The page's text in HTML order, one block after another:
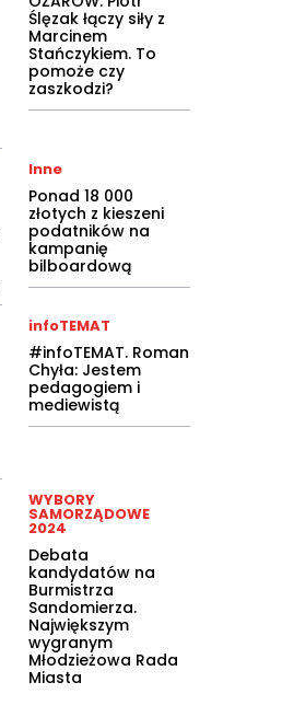
Ślęzak łączy siły z
Marcinem
Stańczykiem. To
pomoże czy
zaszkodzi?
Inne
Ponad 18 000
złotych z kieszeni
podatników na
kampanię
bilboardową
infoTEMAT
#infoTEMAT. Roman
Chyła: Jestem
pedagogiem i
mediewistą
WYBORY
SAMORZĄDOWE
2024
Debata
kandydatów na
Burmistrza
Sandomierza.
Największym
wygranym
Młodzieżowa Rada
Miasta